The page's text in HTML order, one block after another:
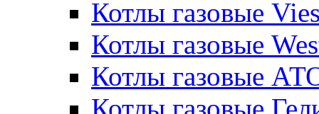
Котлы газовые
Котлы газовые
Котлы газовые
Котлы газовые